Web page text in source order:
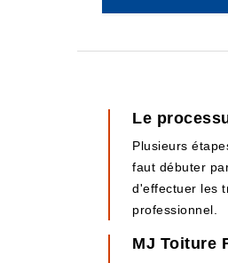
Le
Plusieurs
faut débuter
d'effectuer les
professionnel.
MJ Toiture